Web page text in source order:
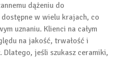
dążeniu do
w wielu krajach, co
uznaniu. Klienci na całym
na jakość, trwałość i
jeśli szukasz ceramiki,